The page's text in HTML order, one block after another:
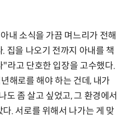
내 소식을 가끔 며느리가 전해
집을 나오기 전까지 아내를 책
"라고 단호한 입장을 고수했다.
해로를 해야 하는 건데, 내가
도 좀 살고 싶었고, 그 환경에서
. 서로를 위해서 나가는 게 맞